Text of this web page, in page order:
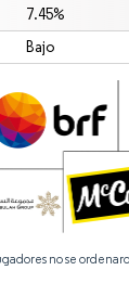
7.45%
Bajo
no se